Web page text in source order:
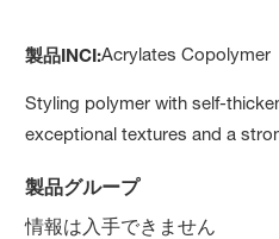
製品INCI:Acrylates Copolymer
Styling polymer with self-
exceptional textures and a
製品グループ
情報は入手できません